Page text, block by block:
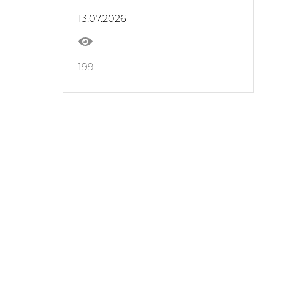
13.07.2026
199